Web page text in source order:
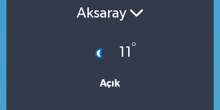
Aksaray
11 °
Açık